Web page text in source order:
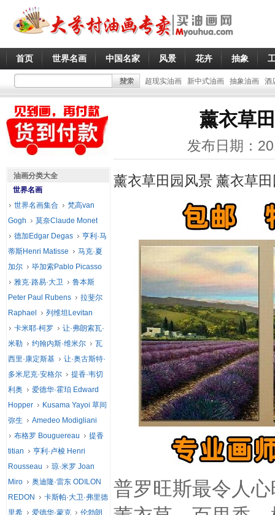
首页 世界名画 中国名家 风景 花卉 抽象
超现实油画 新中式油画 抽象油画 酒
薰衣草
发布日期：
薰衣草田园风景 薰衣草
普罗旺斯最令人
油画分类大全
世界名画
世界名画集合
梵高van
Gogh
莫奈Claude Monet
德加Edgar Degas
亨利·马
蒂斯Henri Matisse
马克·夏
加尔
毕加索Pablo Picasso
雅克·路易·大卫
鲁本斯
Peter Paul Rubens
拉斐尔
Raphael
列维坦Levitan
卡米耶·柯罗
让·弗朗索瓦·
米勒
约翰内斯·维米尔
瓦
西里·康定斯基
让·奥古斯特·
多米尼克·安格尔
提香·韦切
利奥
爱德华·霍珀 Edward
Hopper
Kusama Yayoi 草间
弥生
Amedeo Modigliani
布格罗 Bouguereau
提香
titian
亨利·卢梭 Henri
Rousseau
琼·米罗 Joan
Miro
奥迪隆·雷东 ODILON
REDON
卡斯帕·大卫·弗里德
里希
爱德华·蒙克
伦勃朗